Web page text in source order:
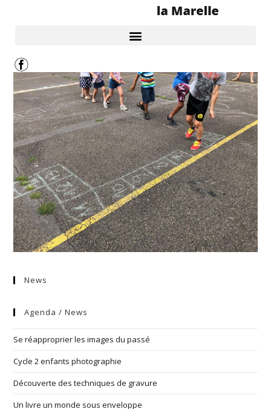
News
Agenda / News
Se réapproprier les images du passé
Cycle 2 enfants photographie
Découverte des techniques de gravure
Un livre un monde sous enveloppe